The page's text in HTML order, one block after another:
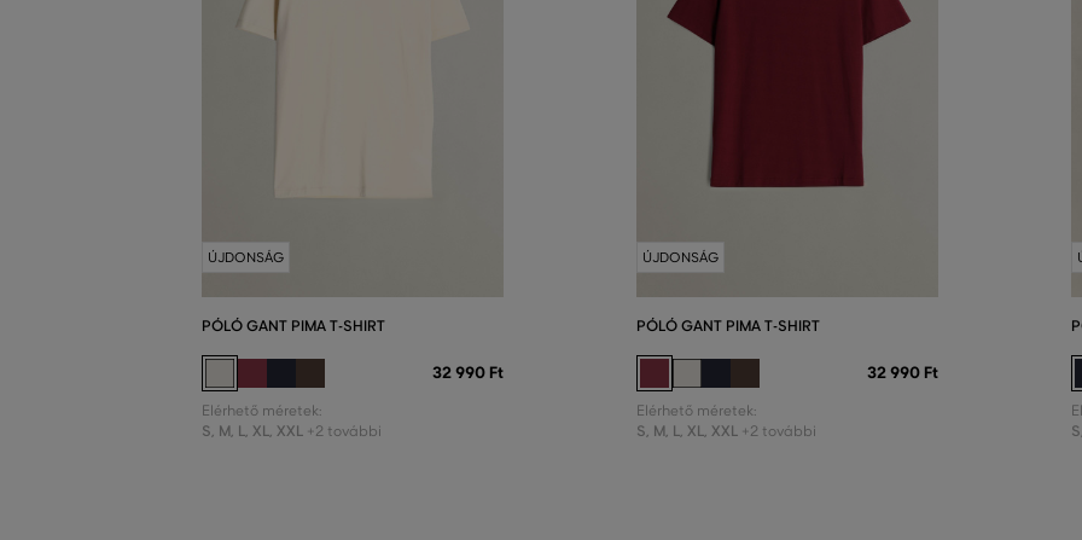
ÚJDONSÁG
PÓLÓ GANT PIMA T-SHIRT
32 990 Ft
Elérhető méretek:
S, M, L, XL, XXL +2 további
ÚJDONSÁG
PÓLÓ GANT PIMA T-SHIRT
32 990 Ft
Elérhető méretek:
S, M, L, XL, XXL +2 további S